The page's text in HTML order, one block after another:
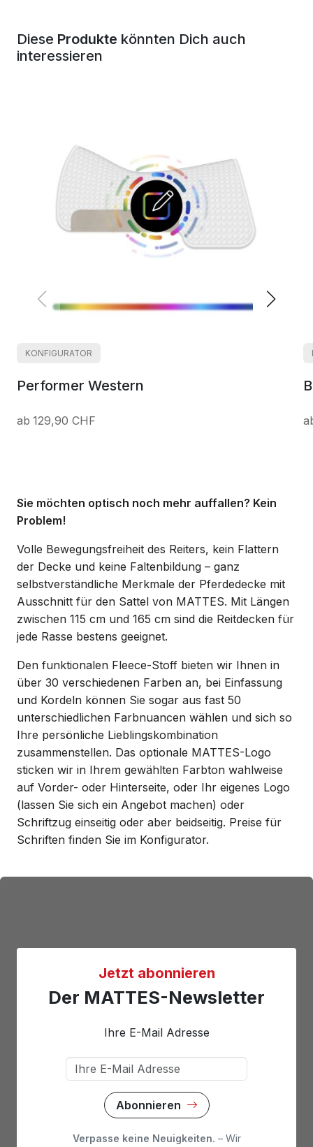
Diese Produkte könnten Dich auch
interessieren
KONFIGURATOR
Performer Western
129,90 CHF
Sie möchten optisch noch mehr auffallen? Kein
Problem!
Volle Bewegungsfreiheit des Reiters, kein Flattern
der Decke und keine Faltenbildung – ganz
selbstverständliche Merkmale der Pferdedecke mit
Ausschnitt für den Sattel von MATTES. Mit Längen
zwischen 115 cm und 165 cm sind die Reitdecken für
jede Rasse bestens geeignet.
Den funktionalen Fleece-Stoff bieten wir Ihnen in
über 30 verschiedenen Farben an, bei Einfassung
und Kordeln können Sie sogar aus fast 50
unterschiedlichen Farbnuancen wählen und sich so
Ihre persönliche Lieblingskombination
zusammenstellen. Das optionale MATTES-Logo
sticken wir in Ihrem gewählten Farbton wahlweise
auf Vorder- oder Hinterseite, oder Ihr eigenes Logo
(lassen Sie sich ein Angebot machen) oder
Schriftzug einseitig oder aber beidseitig. Preise für
Schriften finden Sie im Konfigurator.
Jetzt abonnieren
Der MATTES-Newsletter
Ihre E-Mail Adresse
Abonnieren
Verpasse keine Neuigkeiten. – Wir